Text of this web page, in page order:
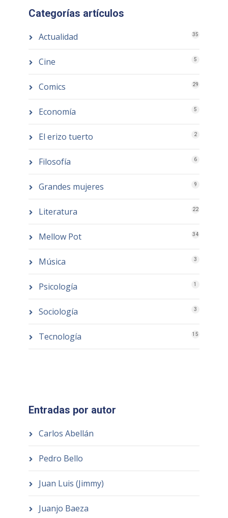
Categorías artículos
Actualidad 35
Cine 5
Comics 29
Economía 5
El erizo tuerto 2
Filosofía 6
Grandes mujeres 9
Literatura 22
Mellow Pot 34
Música 3
Psicología 1
Sociología 3
Tecnología 15
Entradas por autor
Carlos Abellán
Pedro Bello
Juan Luis (Jimmy)
Juanjo Baeza